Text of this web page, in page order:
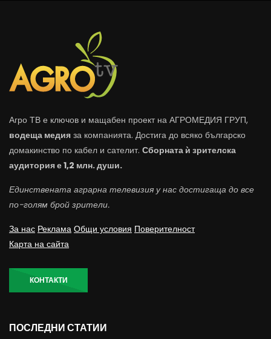
Агро ТВ е ключов и мащабен проект на АГРОМЕДИЯ ГРУП,
водеща медия за компанията. Достига до всяко българско
домакинство по кабел и сателит. Сборната ѝ зрителска
аудитория е 1,2 млн. души.
Единствената аграрна телевизия у нас достигаща до все
по-голям брой зрители.
За нас Реклама Общи условия Поверителност
Карта на сайта
КОНТАКТИ
ПОСЛЕДНИ СТАТИИ